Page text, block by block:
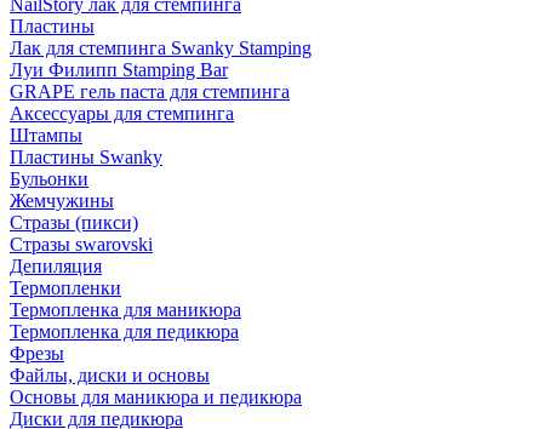
NailStory лак для стемпинга
Пластины
Лак для стемпинга Swanky Stamping
Луи Филипп Stamping Bar
GRAPE гель паста для стемпинга
Аксессуары для стемпинга
Штампы
Пластины Swanky
Бульонки
Жемчужины
Стразы (пикси)
Cтразы swarovski
Депиляция
Термопленки
Термопленка для маникюра
Термопленка для педикюра
Фрезы
Файлы, диски и основы
Основы для маникюра и педикюра
Диски для педикюра